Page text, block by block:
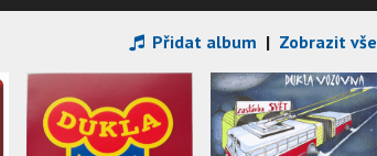
Přidat album | Zobrazit vše